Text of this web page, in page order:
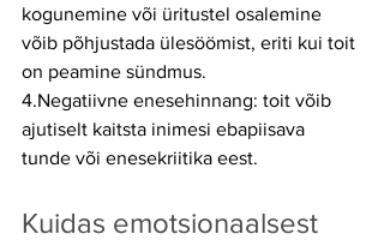
kogunemine või üritustel osalemine
võib põhjustada ülesöömist, eriti kui toit
on peamine sündmus.
4.Negatiivne enesehinnang: toit võib
ajutiselt kaitsta inimesi ebapiisava
tunde või enesekriitika eest.
Kuidas emotsionaalsest